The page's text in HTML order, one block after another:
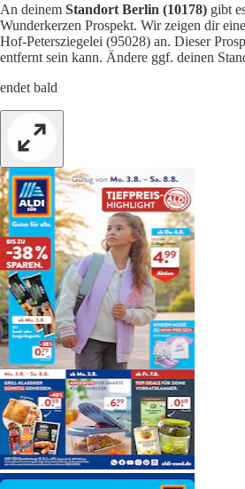
An deinem Standort Berlin (10178) gibt
Wunderkerzen Prospekt. Wir zeigen dir
Hof-Petersziegelei (95028) an. Dieser
entfernt sein kann. Ändere ggf. deinen
endet bald